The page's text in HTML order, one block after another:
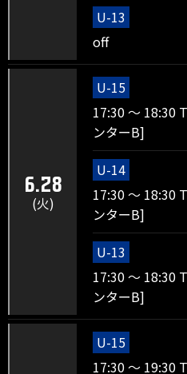
U-13
off
6.28
(火)
U-15
17:30 ～ 18:30
ンターB]
U-14
17:30 ～ 18:30
ンターB]
U-13
17:30 ～ 18:30
ンターB]
U-15
17:30 ～ 19:30